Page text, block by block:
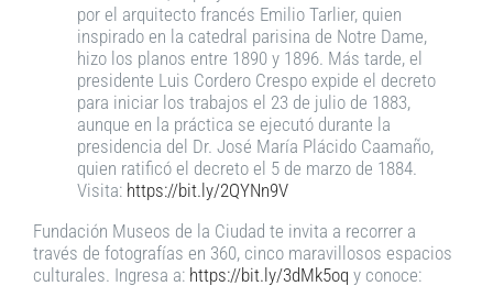
por el arquitecto francés Emilio Tarlier, quien
inspirado en la catedral parisina de Notre Dame,
hizo los planos entre 1890 y 1896. Más tarde, el
presidente Luis Cordero Crespo expide el decreto
para iniciar los trabajos el 23 de julio de 1883,
aunque en la práctica se ejecutó durante la
presidencia del Dr. José María Plácido Caamaño,
quien ratificó el decreto el 5 de marzo de 1884.
Visita: https://bit.ly/2QYNn9V
Fundación Museos de la Ciudad te invita a recorrer a
través de fotografías en 360, cinco maravillosos espacios
culturales. Ingresa a: https://bit.ly/3dMk5oq y conoce: